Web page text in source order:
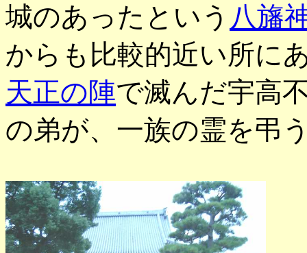
城のあったという 八旛
からも比較的近い所に
天正の陣で滅んだ宇高
の弟が、一族の霊を弔